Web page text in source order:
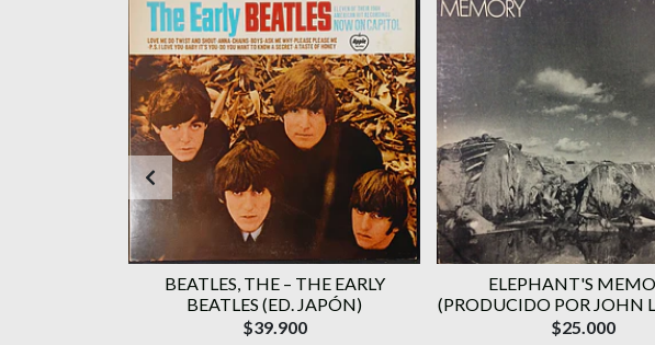
BEATLES, THE – THE EARLY
BEATLES (ED. JAPÓN)
$39.900
ELEPHANT'S
(PRODUCIDO POR JOHN
$25.000